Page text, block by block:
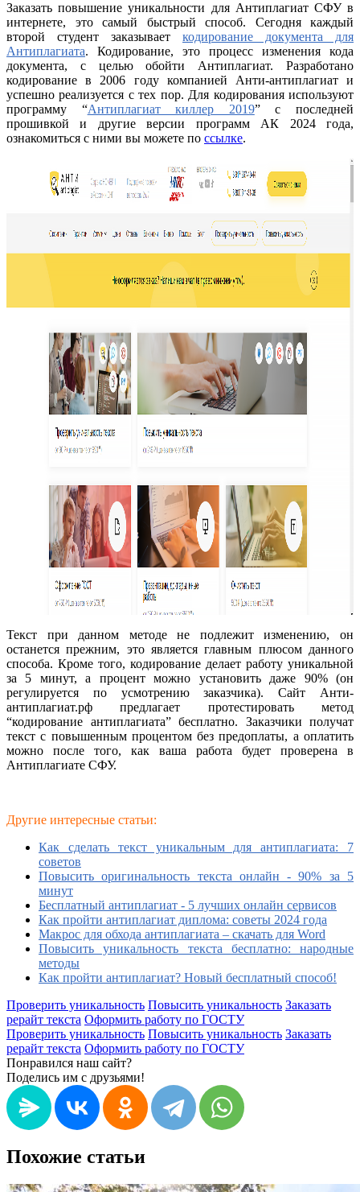
Заказать повышение уникальности для Антиплагиат СФУ в
интернете, это самый быстрый способ. Сегодня каждый
второй студент заказывает кодирование документа для
Антиплагиата. Кодирование, это процесс изменения кода
документа, с целью обойти Антиплагиат. Разработано
кодирование в 2006 году компанией Анти-антиплагиат и
успешно реализуется с тех пор. Для кодирования используют
программу “Антиплагиат киллер 2019” с последней
прошивкой и другие версии программ АК 2024 года,
ознакомиться с ними вы можете по ссылке.
Текст при данном методе не подлежит изменению, он
останется прежним, это является главным плюсом данного
способа. Кроме того, кодирование делает работу уникальной
за 5 минут, а процент можно установить даже 90% (он
регулируется по усмотрению заказчика). Сайт Анти-
антиплагиат.рф предлагает протестировать метод
“кодирование антиплагиата” бесплатно. Заказчики получат
текст с повышенным процентом без предоплаты, а оплатить
можно после того, как ваша работа будет проверена в
Антиплагиате СФУ.
Другие интересные статьи:
Как сделать текст уникальным для антиплагиата: 7
советов
Повысить оригинальность текста онлайн - 90% за 5
минут
Бесплатный антиплагиат - 5 лучших онлайн сервисов
Как пройти антиплагиат диплома: советы 2024 года
Макрос для обхода антиплагиата – скачать для Word
Повысить уникальность текста бесплатно: народные
методы
Как пройти антиплагиат? Новый бесплатный способ!
Проверить уникальность Повысить уникальность Заказать
рерайт текста Оформить работу по ГОСТУ
Проверить уникальность Повысить уникальность Заказать
рерайт текста Оформить работу по ГОСТУ
Понравился наш сайт?
Поделись им с друзьями!
Похожие статьи